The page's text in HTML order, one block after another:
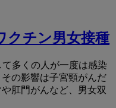
クチン男女接種
多くの人が一度は感染
の影響は子宮頸がんだ
肛門がんなど、男女双